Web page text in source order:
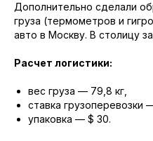
Дополнительно сделали
груза (термометров и
авто в Москву. В столицу
Расчет логистики:
вес груза — 79,8 кг,
ставка грузоперевозки
упаковка — $ 30.